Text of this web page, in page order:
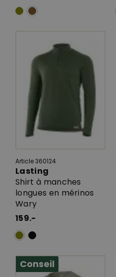
Article 360124
Lasting
Shirt à manches
longues en mérinos
Wary
159.-
Conseil